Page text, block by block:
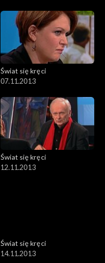
Świat się kręci
07.11.2013
Świat się kręci
12.11.2013
Świat się kręci
14.11.2013